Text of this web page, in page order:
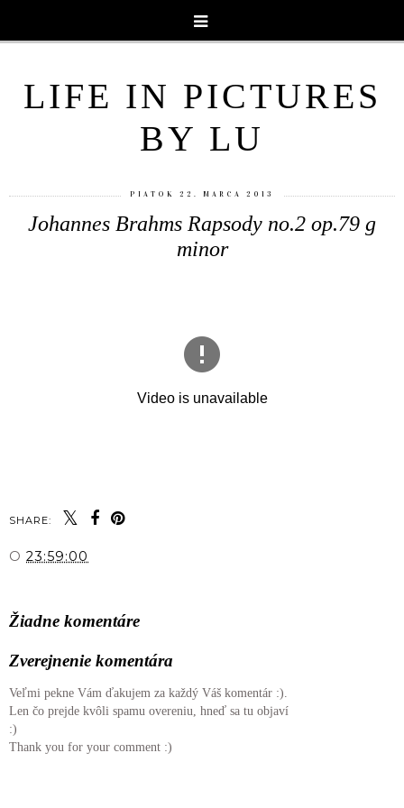
LIFE IN PICTURES
BY LU
PIATOK 22. MARCA 2013
Johannes Brahms Rapsody no.2 op.79 g
minor
SHARE:
O 23:59:00
Žiadne komentáre
Zverejnenie komentára
Veľmi pekne Vám ďakujem za každý Váš komentár :).
Len čo prejde kvôli spamu overeniu, hneď sa tu objaví
:)
Thank you for your comment :)